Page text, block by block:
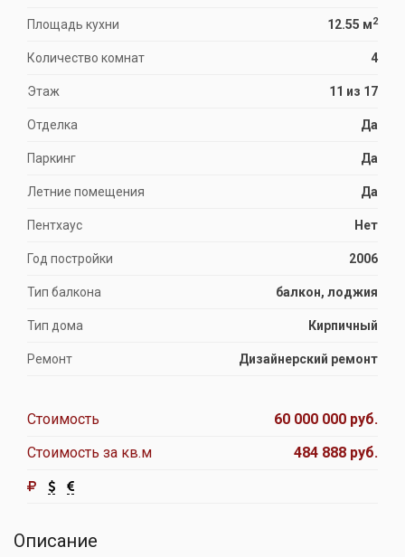
Площадь кухни 12.55 м2
Количество комнат 4
Этаж 11 из 17
Отделка Да
Паркинг Да
Летние помещения Да
Пентхаус Нет
Год постройки 2006
Тип балкона балкон, лоджия
Тип дома Кирпичный
Ремонт Дизайнерский ремонт
Стоимость
60 000 000 руб.
Стоимость за кв.м
484 888 руб.
Описание